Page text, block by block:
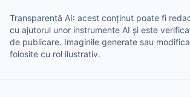
Transparență AI: acest conținut poate fi
cu ajutorul unor instrumente AI și este
de publicare. Imaginile generate sau
folosite cu rol ilustrativ.